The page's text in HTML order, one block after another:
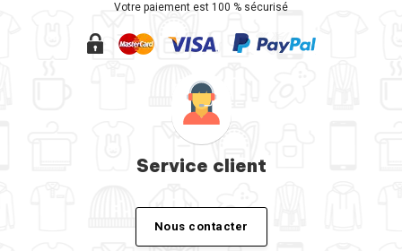
Votre paiement est 100 % sécurisé
Service client
Nous contacter